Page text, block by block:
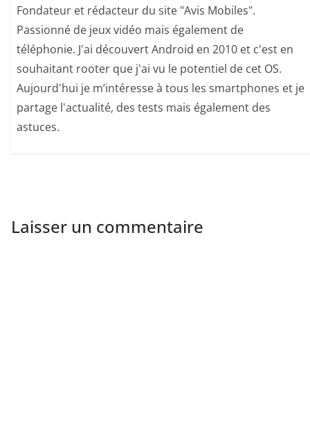
Fondateur et rédacteur du site "Avis Mobiles".
Passionné de jeux vidéo mais également de
téléphonie. J'ai découvert Android en 2010 et c'est en
souhaitant rooter que j'ai vu le potentiel de cet OS.
Aujourd'hui je m’intéresse à tous les smartphones et je
partage l'actualité, des tests mais également des
astuces.
Laisser un commentaire